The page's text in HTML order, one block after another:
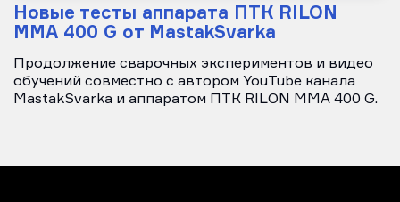
Новые тесты аппарата ПТК RILON
MMA 400 G от MastakSvarka
Продолжение сварочных экспериментов и видео
обучений совместно с автором YouTube канала
MastakSvarka и аппаратом ПТК RILON MMA 400 G.